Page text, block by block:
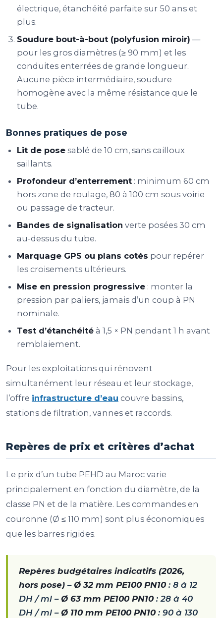
électrique, étanchéité parfaite sur 50 ans et
plus.
Soudure bout-à-bout (polyfusion miroir) —
pour les gros diamètres (≥ 90 mm) et les
conduites enterrées de grande longueur.
Aucune pièce intermédiaire, soudure
homogène avec la même résistance que le
tube.
Bonnes pratiques de pose
Lit de pose sablé de 10 cm, sans cailloux
saillants.
Profondeur d’enterrement : minimum 60 cm
hors zone de roulage, 80 à 100 cm sous voirie
ou passage de tracteur.
Bandes de signalisation verte posées 30 cm
au-dessus du tube.
Marquage GPS ou plans cotés pour repérer
les croisements ultérieurs.
Mise en pression progressive : monter la
pression par paliers, jamais d’un coup à PN
nominale.
Test d’étanchéité à 1,5 × PN pendant 1 h avant
remblaiement.
Pour les exploitations qui rénovent
simultanément leur réseau et leur stockage,
l’offre infrastructure d’eau couvre bassins,
stations de filtration, vannes et raccords.
Repères de prix et critères d’achat
Le prix d’un tube PEHD au Maroc varie
principalement en fonction du diamètre, de la
classe PN et de la matière. Les commandes en
couronne (Ø ≤ 110 mm) sont plus économiques
que les barres rigides.
Repères budgétaires indicatifs (2026,
hors pose) – Ø 32 mm PE100 PN10: 8 à 12
DH / ml – Ø 63 mm PE100 PN10: 28 à 40
DH / ml – Ø 110 mm PE100 PN10: 90 à 130